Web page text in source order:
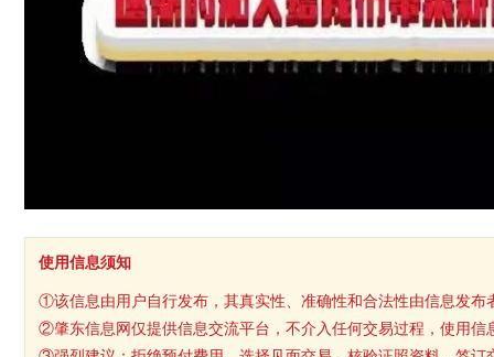
使用信息须知
①该信息由用户自行发布，其真实性、准确性和合法性由信息发布
②肇东信息网仅提供信息交流平台，不介入任何交易过程，使用信